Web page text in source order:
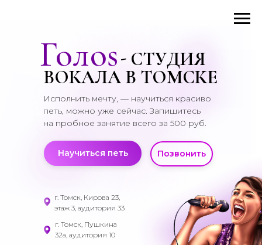
Голоs- СТУДИЯ
ВОКАЛА В ТОМСКЕ
г. Томск, Пушкина
32а, аудитория 10
Научиться петь Позвонить
г. Томск, Кирова 23,
этаж 3, аудитория 33
Исполнить мечту, — научиться красиво
петь, можно уже сейчас. Запишитесь
на пробное занятие всего за 500 руб.